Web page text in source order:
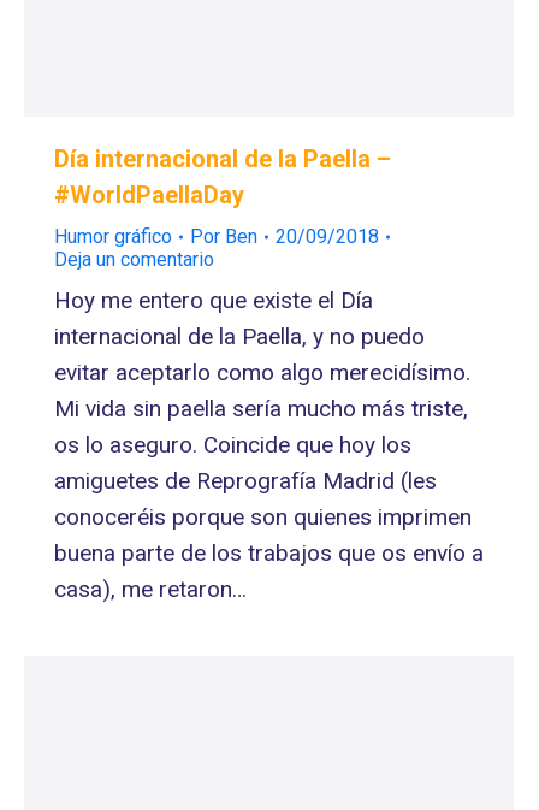
Día internacional de la Paella –
#WorldPaellaDay
Humor gráfico Por Ben
20/09/2018
Deja un comentario
Hoy me entero que existe el Día
internacional de la Paella, y no puedo
evitar aceptarlo como algo merecidísimo.
Mi vida sin paella sería mucho más triste,
os lo aseguro. Coincide que hoy los
amiguetes de Reprografía Madrid (les
conoceréis porque son quienes imprimen
buena parte de los trabajos que os envío a
casa), me retaron…